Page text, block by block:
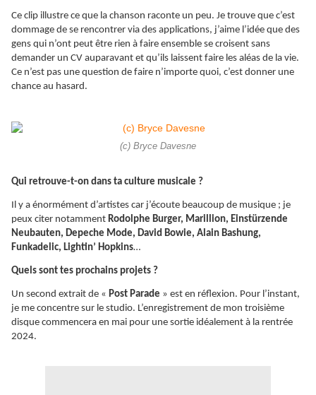
Ce clip illustre ce que la chanson raconte un peu. Je trouve que c’est
dommage de se rencontrer via des applications, j’aime l’idée que des
gens qui n’ont peut être rien à faire ensemble se croisent sans
demander un CV auparavant et qu’ils laissent faire les aléas de la vie.
Ce n’est pas une question de faire n’importe quoi, c’est donner une
chance au hasard.
(c) Bryce Davesne
Qui retrouve-t-on dans ta culture musicale ?
Il y a énormément d’artistes car j’écoute beaucoup de musique ; je
peux citer notamment Rodolphe Burger, Marillion, Einstürzende
Neubauten, Depeche Mode, David Bowie, Alain Bashung,
Funkadelic, Lightin’ Hopkins…
Quels sont tes prochains projets ?
Un second extrait de « Post Parade » est en réflexion. Pour l’instant,
je me concentre sur le studio. L’enregistrement de mon troisième
disque commencera en mai pour une sortie idéalement à la rentrée
2024.